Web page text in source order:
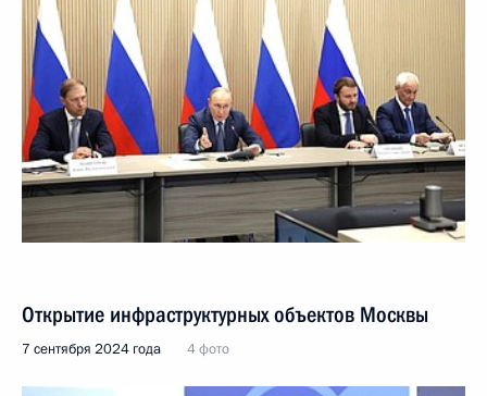
Открытие инфраструктурных объектов Москвы
7 сентября 2024 года 4 фото